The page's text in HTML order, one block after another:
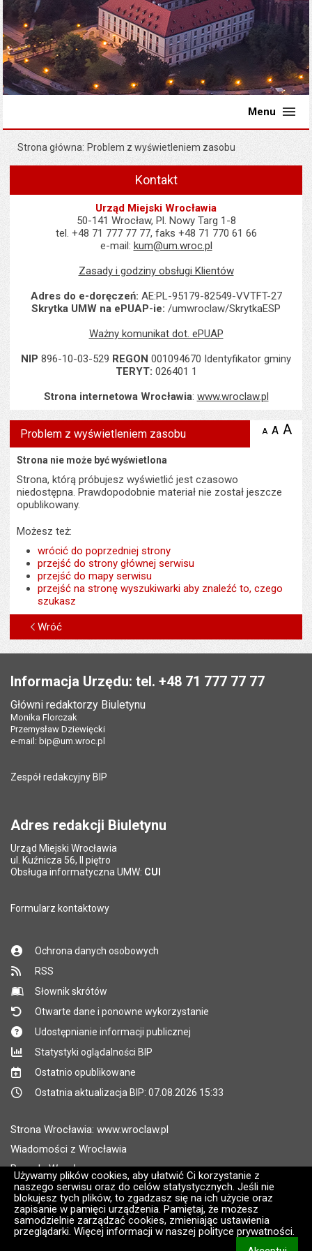
Używamy plików cookies, aby ułatwić Ci korzystanie z
naszego serwisu oraz do celów statystycznych. Jeśli nie
blokujesz tych plików, to zgadzasz się na ich użycie oraz
zapisanie w pamięci urządzenia. Pamiętaj, że możesz
samodzielnie zarządzać cookies, zmieniając ustawienia
przeglądarki. Więcej informacji w naszej polityce prywatności.
Menu
Strona główna Problem z wyświetleniem zasobu
Kontakt
Urząd Miejski Wrocławia
50-141 Wrocław, Pl. Nowy Targ 1-8
tel. +48 71 777 77 77, faks +48 71 770 61 66
e-mail: kum@um.wroc.pl
Zasady i godziny obsługi Klientów
Adres do e-doręczeń: AE:PL-95179-82549-VVTFT-27
Skrytka UMW na ePUAP-ie: /umwroclaw/SkrytkaESP
Ważny komunikat dot. ePUAP
NIP 896-10-03-529 REGON 001094670 Identyfikator gminy
TERYT: 026401 1
Strona internetowa Wrocławia: www.wroclaw.pl
Problem z wyświetleniem zasobu A zmniejsz
A A
Strona nie może być wyświetlona
Strona, którą próbujesz wyświetlić jest czasowo
niedostępna. Prawdopodobnie materiał nie został jeszcze
opublikowany.
Możesz też:
wrócić do poprzedniej strony
przejść do strony głównej serwisu
przejść do mapy serwisu
przejść na stronę wyszukiwarki aby znaleźć to, czego
szukasz
Wróć
Informacja Urzędu: tel. +48 71 777 77 77
Główni redaktorzy Biuletynu
Monika Florczak
Przemysław Dziewięcki
e-mail: bip@um.wroc.pl
Zespół redakcyjny BIP
Adres redakcji Biuletynu
Urząd Miejski Wrocławia
ul. Kuźnicza 56, II piętro
Obsługa informatyczna UMW: CUI
Formularz kontaktowy
Ochrona danych osobowych
RSS
Słownik skrótów
Otwarte dane i ponowne wykorzystanie
Udostępnianie informacji publicznej
Statystyki oglądalności BIP
Ostatnio opublikowane
Ostatnia aktualizacja BIP: 07.08.2026 15:33
Strona Wrocławia: www.wroclaw.pl
Wiadomości z Wrocławia
Pogoda Wrocław
Rozkłady jazdy MPK Wrocław
Administratorem wroclaw.pl jest: ARAW
Wersja systemu: 2.8.30.09